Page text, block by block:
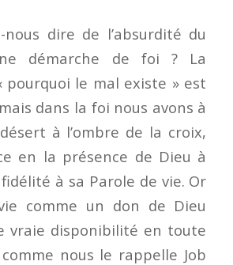
nous dire de l’absurdité du
démarche de foi ? La
pourquoi le mal existe » est
dans la foi nous avons à
à l’ombre de la croix,
en la présence de Dieu à
à sa Parole de vie. Or
comme un don de Dieu
vraie disponibilité en toute
nous le rappelle Job